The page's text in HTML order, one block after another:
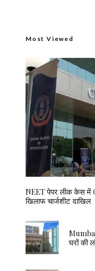
Most Viewed
NEET पेपर लीक केस में
खिलाफ चार्जशीट दाखिल
घरों की